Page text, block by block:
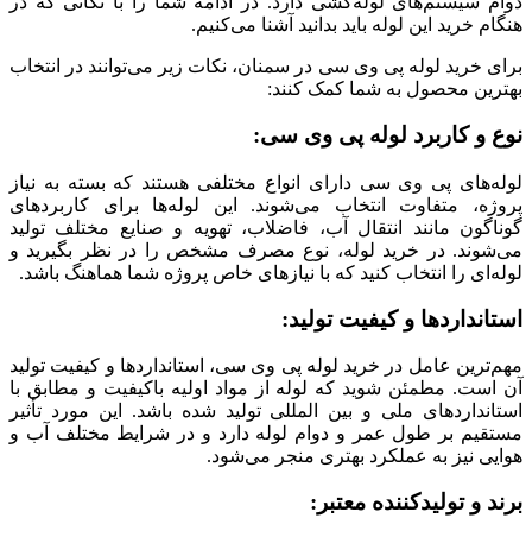
هنگام خرید این لوله باید بدانید آشنا می‌کنیم.
برای خرید لوله پی وی سی در سمنان، نکات زیر می‌توانند در انتخاب
بهترین محصول به شما کمک کنند:
نوع و کاربرد لوله پی وی سی:
لوله‌های پی وی سی دارای انواع مختلفی هستند که بسته به نیاز
پروژه، متفاوت انتخاب می‌شوند. این لوله‌ها برای کاربردهای
گوناگون مانند انتقال آب، فاضلاب، تهویه و صنایع مختلف تولید
می‌شوند. در خرید لوله، نوع مصرف مشخص را در نظر بگیرید و
لوله‌ای را انتخاب کنید که با نیازهای خاص پروژه شما هماهنگ باشد.
استانداردها و کیفیت تولید:
مهم‌ترین عامل در خرید لوله پی وی سی، استانداردها و کیفیت تولید
آن است. مطمئن شوید که لوله از مواد اولیه باکیفیت و مطابق با
استانداردهای ملی و بین ‌المللی تولید شده باشد. این مورد تأثیر
مستقیم بر طول عمر و دوام لوله دارد و در شرایط مختلف آب ‌و
هوایی نیز به عملکرد بهتری منجر می‌شود.
برند و تولیدکننده معتبر: